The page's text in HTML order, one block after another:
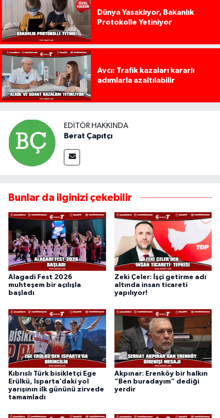
Dünya Yasaklıyor, Bakanlık
Protokolle Yetiniyor
Avcı: Trafik kazaları kararlı
adımlarla azaltılabilir
EDITÖR HAKKINDA
Berat Çapıtçı
Bunlar da ilginizi çekebilir
Alagadi Fest 2026
muhteşem bir açılışla
başladı
Zeki Çeler: İşçi getirme adı
altında insan ticareti
yapılıyor!
Kıbrıslı Türk bisikletçi Ege
Erülkü, Isparta’daki yol
yarışının ilk gününü zirvede
tamamladı
Akpınar: Erenköy bir halkın
“Ben buradayım” dediği
yerdir